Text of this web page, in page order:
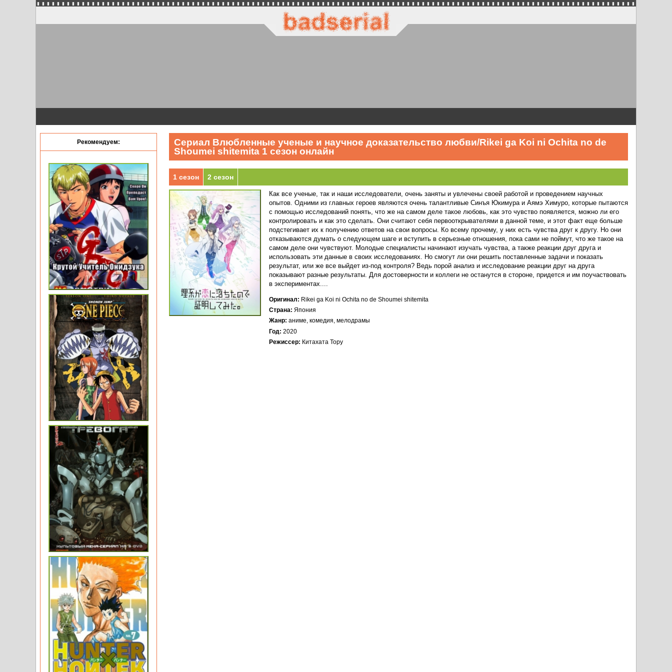
Сериал Влюбленные ученые и научное доказательство любви/Rikei ga Koi ni Ochita no de
Shoumei shitemita 1 сезон онлайн
1 сезон 2 сезон
Как все ученые, так и наши исследователи, очень заняты и увлечены своей работой и проведением научных
опытов. Одними из главных героев являются очень талантливые Синъя Юкимура и Аямэ Химуро, которые пытаются
с помощью исследований понять, что же на самом деле такое любовь, как это чувство появляется, можно ли его
контролировать и как это сделать. Они считают себя первооткрывателями в данной теме, и этот факт еще больше
подстегивает их к получению ответов на свои вопросы. Ко всему прочему, у них есть чувства друг к другу. Но они
отказываются думать о следующем шаге и вступить в серьезные отношения, пока сами не поймут, что же такое на
самом деле они чувствуют. Молодые специалисты начинают изучать чувства, а также реакции друг друга и
использовать эти данные в своих исследованиях. Но смогут ли они решить поставленные задачи и показать
результат, или же все выйдет из-под контроля? Ведь порой анализ и исследование реакции друг на друга
показывают разные результаты. Для достоверности и коллеги не останутся в стороне, придется и им поучаствовать
в экспериментах....
Оригинал
Rikei ga Koi ni Ochita no de Shoumei shitemita
Страна Япония
Жанр аниме, комедия, мелодрамы
Год 2020
Режиссер Китахата Тору
Рекомендуем: